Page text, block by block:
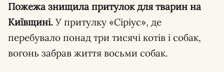
Пожежа знищила притулок для тварин на
Київщині. У притулку «Сіріус», де
перебувало понад три тисячі котів і собак,
вогонь забрав життя восьми собак.